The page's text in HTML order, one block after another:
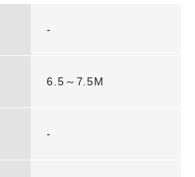
-
6.5～7.5M
-